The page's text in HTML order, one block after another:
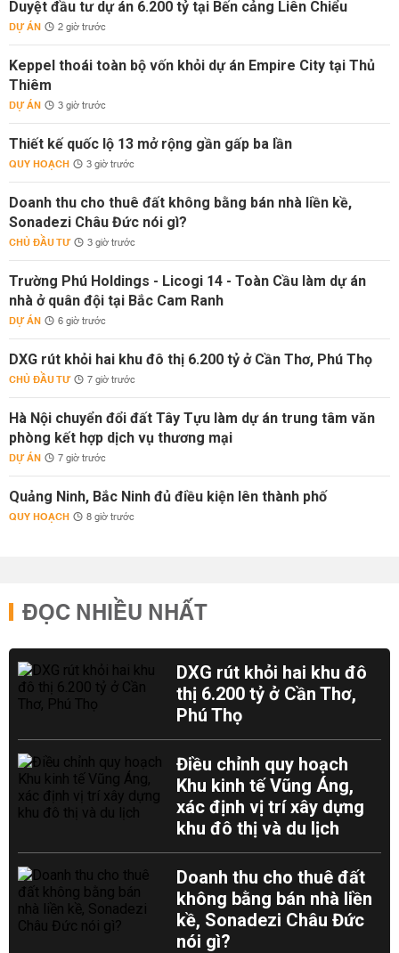
Duyệt đầu tư dự án 6.200 tỷ tại Bến cảng Liên Chiểu
DỰ ÁN 2 giờ trước
Keppel thoái toàn bộ vốn khỏi dự án Empire City tại Thủ
Thiêm
DỰ ÁN 3 giờ trước
Thiết kế quốc lộ 13 mở rộng gần gấp ba lần
QUY HOẠCH 3 giờ trước
Doanh thu cho thuê đất không bằng bán nhà liền kề,
Sonadezi Châu Đức nói gì?
CHỦ ĐẦU TƯ 3 giờ trước
Trường Phú Holdings - Licogi 14 - Toàn Cầu làm dự án
nhà ở quân đội tại Bắc Cam Ranh
DỰ ÁN 6 giờ trước
DXG rút khỏi hai khu đô thị 6.200 tỷ ở Cần Thơ, Phú Thọ
CHỦ ĐẦU TƯ 7 giờ trước
Hà Nội chuyển đổi đất Tây Tựu làm dự án trung tâm văn
phòng kết hợp dịch vụ thương mại
DỰ ÁN 7 giờ trước
Quảng Ninh, Bắc Ninh đủ điều kiện lên thành phố
QUY HOẠCH 8 giờ trước
ĐỌC NHIỀU NHẤT
DXG rút khỏi hai khu đô
thị 6.200 tỷ ở Cần Thơ,
Phú Thọ
Điều chỉnh quy hoạch
Khu kinh tế Vũng Áng,
xác định vị trí xây dựng
khu đô thị và du lịch
Doanh thu cho thuê đất
không bằng bán nhà liền
kề, Sonadezi Châu Đức
nói gì?